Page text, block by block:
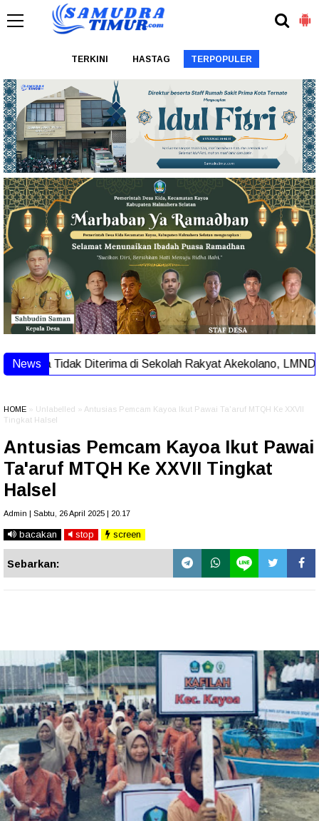
TERKINI HASTAG TERPOPULER
News
Tidak Diterima di Sekolah Rakyat Akekolano, LMND UNIERA
HOME » Unlabelled » Antusias Pemcam Kayoa Ikut Pawai Ta'aruf MTQH Ke XXVII
Tingkat Halsel
Antusias Pemcam Kayoa Ikut Pawai
Ta'aruf MTQH Ke XXVII Tingkat
Halsel
Admin | Sabtu, 26 April 2025 | 20.17
bacakan stop screen
Sebarkan: